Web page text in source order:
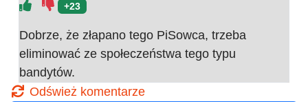
+23
Dobrze, że złapano tego PiSowca, trzeba
eliminować ze społeczeństwa tego typu
bandytów.
Odśwież komentarze